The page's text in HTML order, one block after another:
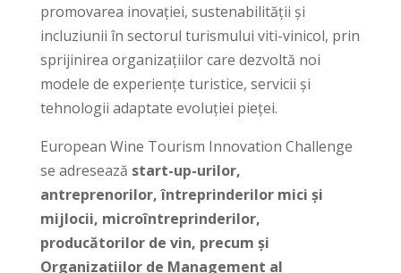
promovarea inovației, sustenabilității și
incluziunii în sectorul turismului viti-vinicol, prin
sprijinirea organizațiilor care dezvoltă noi
modele de experiențe turistice, servicii și
tehnologii adaptate evoluției pieței.
European Wine Tourism Innovation Challenge
se adresează start-up-urilor,
antreprenorilor, întreprinderilor mici și
mijlocii, microîntreprinderilor,
producătorilor de vin, precum și
Organizațiilor de Management al